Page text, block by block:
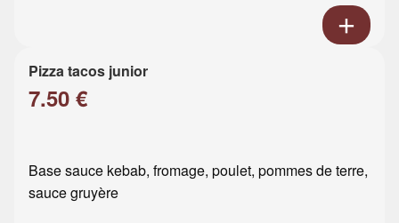
Pizza tacos junior
7.50 €
Base sauce kebab, fromage, poulet, pommes de terre,
sauce gruyère